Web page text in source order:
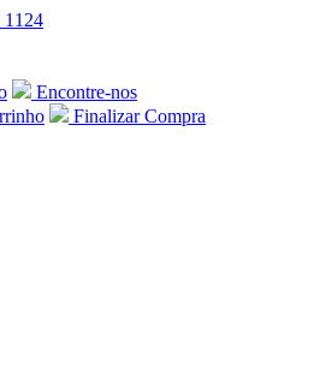
1124
Encontre-nos
Finalizar Compra